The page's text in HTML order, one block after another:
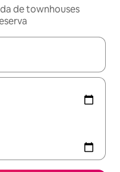
de townhouses
explore-os